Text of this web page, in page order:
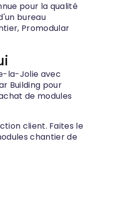
pour la qualité
bureau
Promodular
la-Jolie avec
Building pour
de modules
client. Faites le
chantier de